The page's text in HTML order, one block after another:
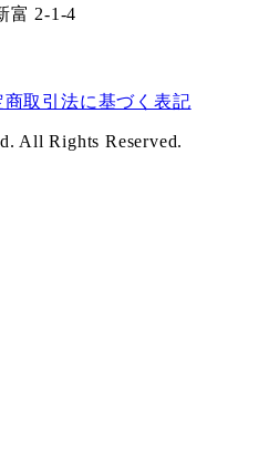
富 2-1-4
商取引法に基づく表記
All Rights Reserved.